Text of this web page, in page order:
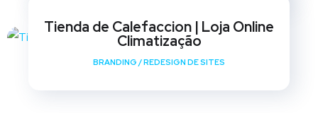
Tienda de Calefaccion | Loja Online
Climatização
BRANDING /REDESIGN DE SITES